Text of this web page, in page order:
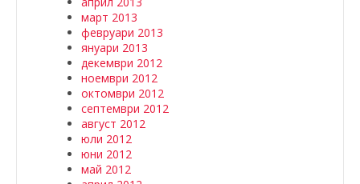
март 2013
февруари 2013
януари 2013
декември 2012
ноември 2012
октомври 2012
септември 2012
август 2012
юли 2012
юни 2012
май 2012